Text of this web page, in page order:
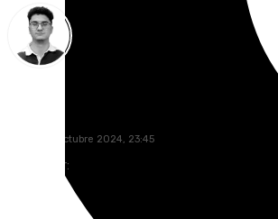
jueves, 31 octubre 2024, 23:45
Compartir: